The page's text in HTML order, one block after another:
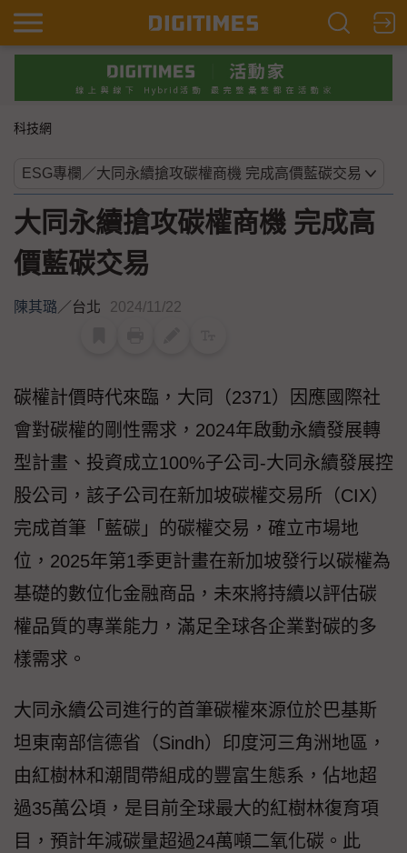
科技網
大同永續搶攻碳權商機 完成高
價藍碳交易
陳其璐／台北 2024/11/22
碳權計價時代來臨，大同（2371）因應國際社
會對碳權的剛性需求，2024年啟動永續發展轉
型計畫、投資成立100%子公司-大同永續發展控
股公司，該子公司在新加坡碳權交易所（CIX）
完成首筆「藍碳」的碳權交易，確立市場地
位，2025年第1季更計畫在新加坡發行以碳權為
基礎的數位化金融商品，未來將持續以評估碳
權品質的專業能力，滿足全球各企業對碳的多
樣需求。
大同永續公司進行的首筆碳權來源位於巴基斯
坦東南部信德省（Sindh）印度河三角洲地區，
由紅樹林和潮間帶組成的豐富生態系，佔地超
過35萬公頃，是目前全球最大的紅樹林復育項
目，預計年減碳量超過24萬噸二氧化碳。此